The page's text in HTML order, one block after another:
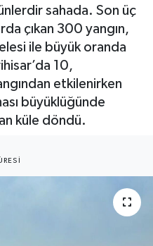
sahada. Son üç
çıkan 300 yangın,
ile büyük oranda
10,
etkilenirken
büyüklüğünde
küle döndü.